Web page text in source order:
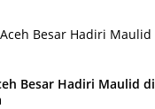
Besar Hadiri Maulid di